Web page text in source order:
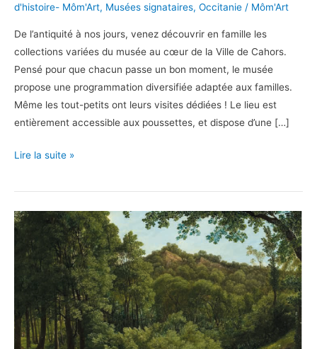
d'histoire- Môm'Art, Musées signataires, Occitanie / Môm'Art
De l’antiquité à nos jours, venez découvrir en famille les
collections variées du musée au cœur de la Ville de Cahors.
Pensé pour que chacun passe un bon moment, le musée
propose une programmation diversifiée adaptée aux familles.
Même les tout-petits ont leurs visites dédiées ! Le lieu est
entièrement accessible aux poussettes, et dispose d’une […]
Le
Henri-
un
musée
joyeux
pour
la
famille !
Lire la suite »